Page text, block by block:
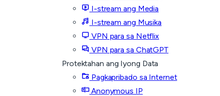
I-stream ang Media
I-stream ang Musika
VPN para sa Netflix
VPN para sa ChatGPT
Protektahan ang Iyong Data
Pagkapribado sa Internet
Anonymous IP